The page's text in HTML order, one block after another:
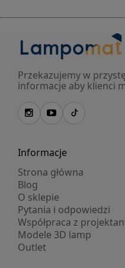
Przekazujemy w
informacje aby klienci
Informacje
Strona główna
Blog
O sklepie
Pytania i odpowiedzi
Współpraca z
Modele 3D lamp
Outlet